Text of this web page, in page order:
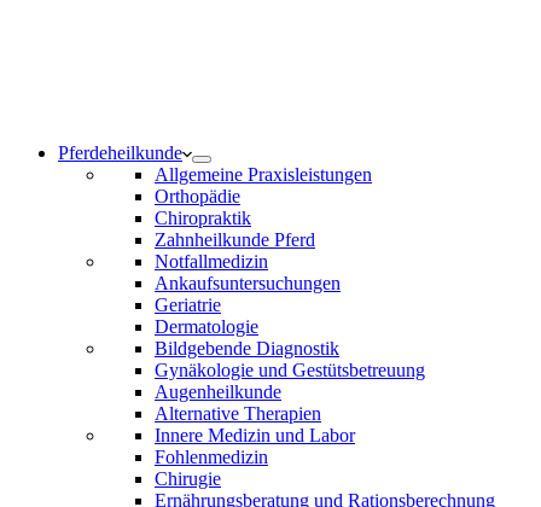
Pferdeheilkunde
Allgemeine Praxisleistungen
Orthopädie
Chiropraktik
Zahnheilkunde Pferd
Notfallmedizin
Ankaufsuntersuchungen
Geriatrie
Dermatologie
Bildgebende Diagnostik
Gynäkologie und Gestütsbetreuung
Augenheilkunde
Alternative Therapien
Innere Medizin und Labor
Fohlenmedizin
Chirugie
Ernährungsberatung und Rationsberechnung